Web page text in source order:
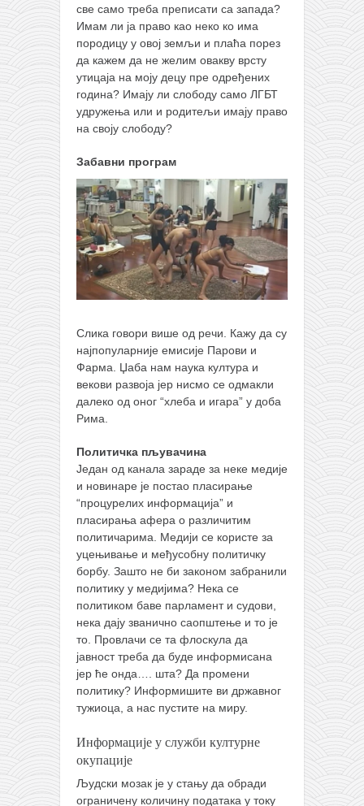
све само треба преписати са запада?
Имам ли ја право као неко ко има
породицу у овој земљи и плаћа порез
да кажем да не желим овакву врсту
утицаја на моју децу пре одређених
година? Имају ли слободу само ЛГБТ
удружења или и родитељи имају право
на своју слободу?
Забавни програм
Слика говори више од речи. Кажу да су
најпопуларније емисије Парови и
Фарма. Џаба нам наука култура и
векови развоја јер нисмо се одмакли
далеко од оног “хлеба и игара” у доба
Рима.
Политичка пљувачина
Један од канала зараде за неке медије
и новинаре је постао пласирање
“процурелих информација” и
пласирања афера о различитим
политичарима. Медији се користе за
уцењивање и међусобну политичку
борбу. Зашто не би законом забранили
политику у медијима? Нека се
политиком баве парламент и судови,
нека дају званично саопштење и то је
то. Провлачи се та флоскула да
јавност треба да буде информисана
јер ће онда…. шта? Да промени
политику? Информишите ви државног
тужиоца, а нас пустите на миру.
Информације у служби културне
окупације
Људски мозак је у стању да обради
ограничену количину података у току